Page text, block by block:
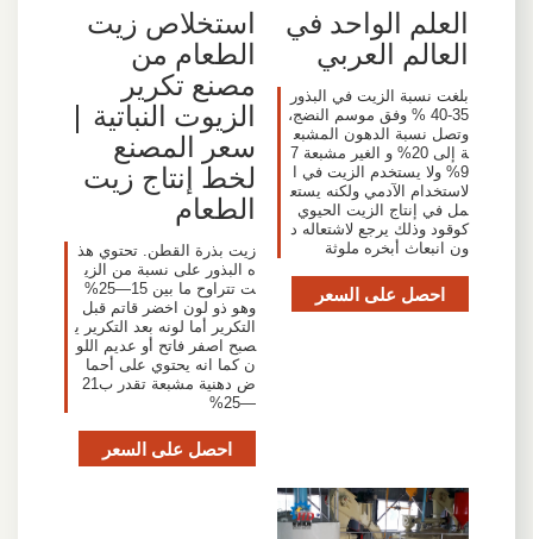
العلم الواحد في
العالم العربي
بلغت نسبة الزيت في البذور
35-40 % وفق موسم النضج،
وتصل نسبة الدهون المشبع
ة إلى 20% و الغير مشبعة 7
9% ولا يستخدم الزيت في ا
لاستخدام الآدمي ولكنه يستع
مل في إنتاج الزيت الحيوي
كوقود وذلك يرجع لاشتعاله د
ون انبعاث أبخره ملوثة
احصل على السعر
استخلاص زيت
الطعام من
مصنع تكرير
الزيوت النباتية |
سعر المصنع
لخط إنتاج زيت
الطعام
زيت بذرة القطن. تحتوي هذ
ه البذور على نسبة من الزي
ت تتراوح ما بين 15—25%
وهو ذو لون اخضر قاتم قبل
التكرير أما لونه بعد التكرير ي
صبح اصفر فاتح أو عديم اللو
ن كما انه يحتوي على أحما
ض دهنية مشبعة تقدر ب21
—25%
احصل على السعر